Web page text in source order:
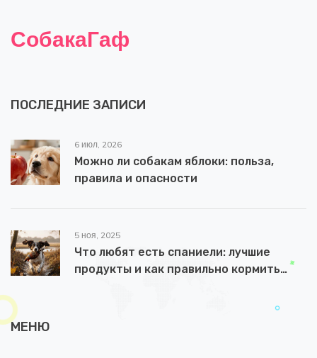
СобакаГаф
ПОСЛЕДНИЕ ЗАПИСИ
6 июл, 2026
Можно ли собакам яблоки: польза,
правила и опасности
5 ноя, 2025
Что любят есть спаниели: лучшие
продукты и как правильно кормить
МЕНЮ